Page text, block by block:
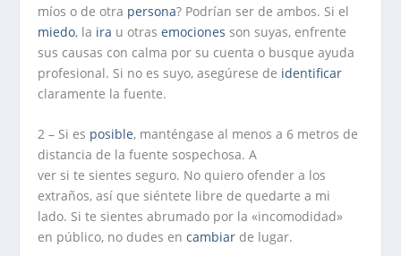
míos o de otra persona? Podrían ser de ambos. Si el
miedo, la ira u otrasemociones son suyas, enfrente
sus causas con calma por su cuenta o busque ayuda
profesional. Si no es suyo, asegúrese de identificar
claramente la fuente.
2 – Si es posible, manténgase al menos a 6 metros de
distancia de la fuente sospechosa. A
ver si te sientes seguro. No quiero ofender a los
extraños, así que siéntete libre de quedarte a mi
lado. Si te sientes abrumado por la «incomodidad»
en público, no dudes encambiar de lugar.